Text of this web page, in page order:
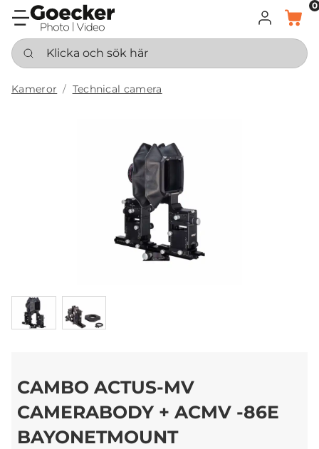
LOGGA IN
KORG
0
Klicka och sök här
Kameror Technical camera
CAMBO ACTUS-MV
CAMERABODY + ACMV -86E
BAYONETMOUNT